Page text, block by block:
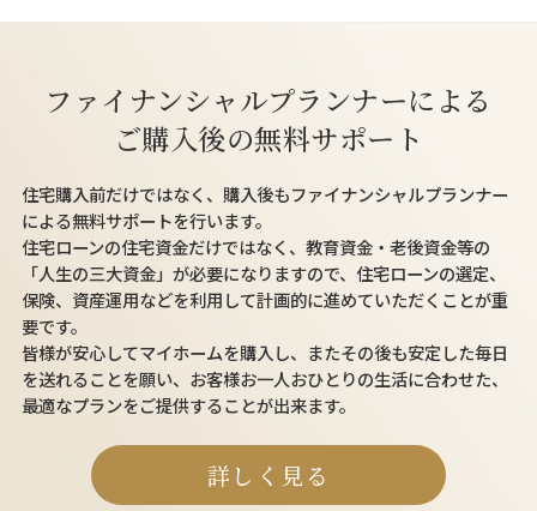
ファイナンシャルプランナーによる
ご購入後の無料サポート
住宅購入前だけではなく、購入後もファイナンシャルプランナー
による無料サポートを行います。
住宅ローンの住宅資金だけではなく、教育資金・老後資金等の
「人生の三大資金」が必要になりますので、住宅ローンの選定、
保険、資産運用などを利用して計画的に進めていただくことが重
要です。
皆様が安心してマイホームを購入し、またその後も安定した毎日
を送れることを願い、お客様お一人おひとりの生活に合わせた、
最適なプランをご提供することが出来ます。
詳しく見る